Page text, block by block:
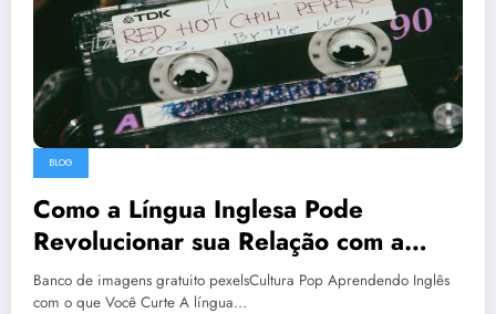
BLOG
Como a Língua Inglesa Pode
Revolucionar sua Relação com a
Cultura Pop
Banco de imagens gratuito pexelsCultura Pop Aprendendo Inglês
com o que Você Curte A língua…